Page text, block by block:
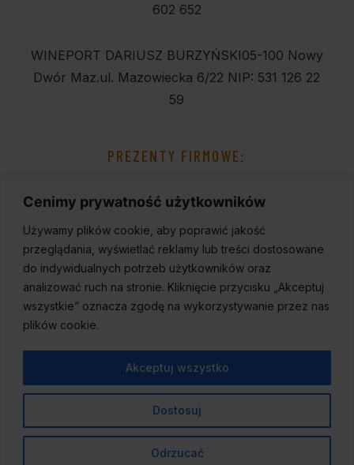
Cenimy prywatność użytkowników
Używamy plików cookie, aby poprawić jakość
przeglądania, wyświetlać reklamy lub treści dostosowane
do indywidualnych potrzeb użytkowników oraz
analizować ruch na stronie. Kliknięcie przycisku „Akceptuj
wszystkie” oznacza zgodę na wykorzystywanie przez nas
plików cookie.
Dostosuj
Odrzucać
Akceptuj wszystko
602 652
WINEPORT DARIUSZ BURZYŃSKI05-100 Nowy
Dwór Maz.ul. Mazowiecka 6/22 NIP: 531 126 22
59
PREZENTY FIRMOWE:
Wszelkie prawa zastrzeżone.